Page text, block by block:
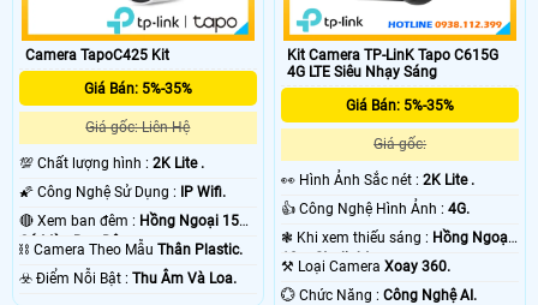
Camera TapoC425 Kit
Giá Bán: 5%-35%
Giá gốc: Liên Hệ
💯 Chất lượng hình : 2K Lite .
🌠 Công Nghệ Sử Dụng : IP Wifi.
🔴 Xem ban đêm : Hồng Ngoại 15m
Có Màu Ban Ðêm.
⛓ Camera Theo Mẫu Thân Plastic.
️☣️ Điểm Nỗi Bật : Thu Âm Và Loa.
Kit Camera TP-LinK Tapo C615G
4G LTE Siêu Nhạy Sáng
Giá Bán: 5%-35%
Giá gốc:
️👀 Hình Ảnh Sắc nét :2K Lite .
👍 Công Nghệ Hình Ảnh :4G.
❃ Khi xem thiếu sáng : Hồng Ngoại
10m Starlight.
⚒ Loại CameraXoay 360.
️💮 Chức Năng :Công Nghệ AI.